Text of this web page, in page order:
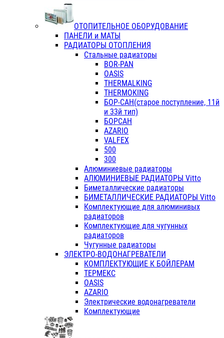
ОТОПИТЕЛЬНОЕ ОБОРУДОВАНИЕ
ПАНЕЛИ и МАТЫ
РАДИАТОРЫ ОТОПЛЕНИЯ
Стальные радиаторы
BOR-PAN
OASIS
THERMALKING
THERMOKING
БОР-САН(старое поступление, 11й
и 33й тип)
БОРСАН
AZARIO
VALFEX
500
300
Алюминиевые радиаторы
АЛЮМИНИЕВЫЕ РАДИАТОРЫ Vitto
Биметаллические радиаторы
БИМЕТАЛЛИЧЕСКИЕ РАДИАТОРЫ Vitto
Комплектующие для алюминивых
радиаторов
Комплектующие для чугунных
радиаторов
Чугунные радиаторы
ЭЛЕКТРО-ВОДОНАГРЕВАТЕЛИ
КОМПЛЕКТУЮЩИЕ К БОЙЛЕРАМ
ТЕРМЕКС
OASIS
AZARIO
Электрические водонагреватели
Комплектующие